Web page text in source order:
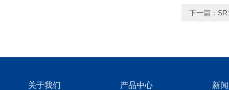
下一篇：
关于我们 产品中心 新